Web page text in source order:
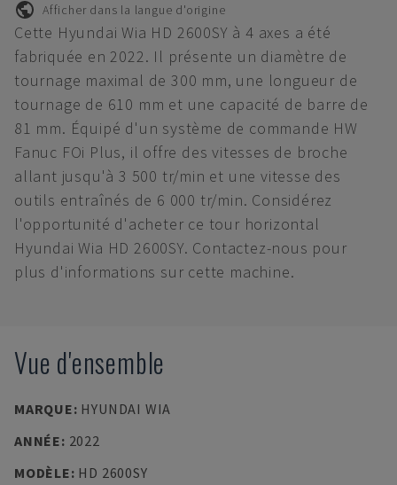
Afficher dans la langue d'origine
Cette Hyundai Wia HD 2600SY à 4 axes a été
fabriquée en 2022. Il présente un diamètre de
tournage maximal de 300 mm, une longueur de
tournage de 610 mm et une capacité de barre de
81 mm. Équipé d'un système de commande HW
Fanuc FOi Plus, il offre des vitesses de broche
allant jusqu'à 3 500 tr/min et une vitesse des
outils entraînés de 6 000 tr/min. Considérez
l'opportunité d'acheter ce tour horizontal
Hyundai Wia HD 2600SY. Contactez-nous pour
plus d'informations sur cette machine.
Vue d'ensemble
MARQUE: HYUNDAI WIA
ANNÉE: 2022
MODÈLE: HD 2600SY